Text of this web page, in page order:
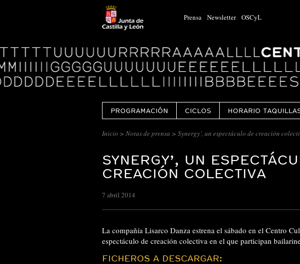
Prensa Newsletter OSCyL
Logo
Centro
Cultural
Miguel
Delibes
PROGRAMACIÓN CICLOS HORARIO
Inicio > Notas de prensa > Synergy’, un espectáculo de creación
SYNERGY’, UN
CREACIÓN COLECTIVA
7 abril 2014
La compañía Lisarco Danza estrena el sábado en el Centro
espectáculo de creación colectiva en el que participan
FICHEROS A DESCARGAR: